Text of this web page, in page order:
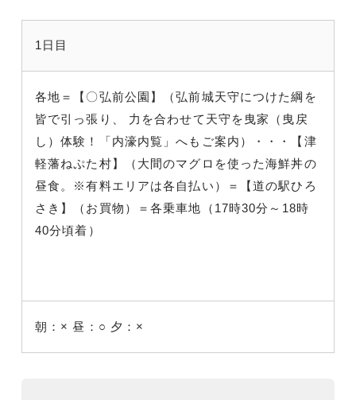
1日目
各地＝【〇弘前公園】（弘前城天守につけた綱を
皆で引っ張り、 力を合わせて天守を曳家（曳戻
し）体験！「内濠内覧」へもご案内）・・・【津
軽藩ねぷた村】（大間のマグロを使った海鮮丼の
昼食。※有料エリアは各自払い）＝【道の駅ひろ
さき】（お買物）＝各乗車地（17時30分～18時
40分頃着）
朝：× 昼：○ 夕：×